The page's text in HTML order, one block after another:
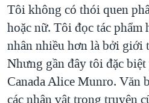
Tôi không có thói quen
hoặc nữ. Tôi đọc tác
nhân nhiều hơn là bởi giới
Nhưng gần đây tôi đặc
Canada Alice Munro. Văn
các nhân vật trong truyện